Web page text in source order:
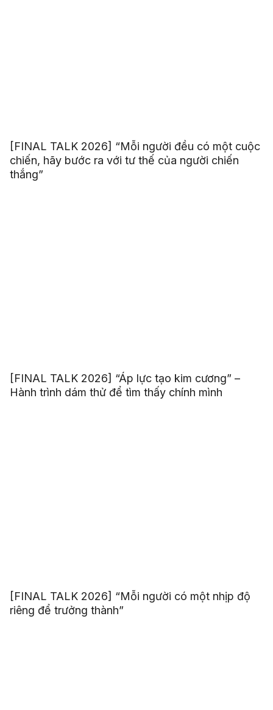
[FINAL TALK 2026] “Mỗi người đều có một cuộc
chiến, hãy bước ra với tư thế của người chiến
thắng”
[FINAL TALK 2026] “Áp lực tạo kim cương” –
Hành trình dám thử để tìm thấy chính mình
[FINAL TALK 2026] “Mỗi người có một nhịp độ
riêng để trưởng thành”